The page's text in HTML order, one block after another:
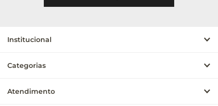
Institucional
Categorias
Atendimento